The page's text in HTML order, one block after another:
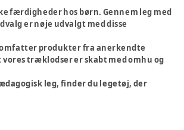
færdigheder hos børn. Gennem leg med
er nøje udvalgt med disse
produkter fra anerkendte
træklodser er skabt med omhu og
leg, finder du legetøj, der